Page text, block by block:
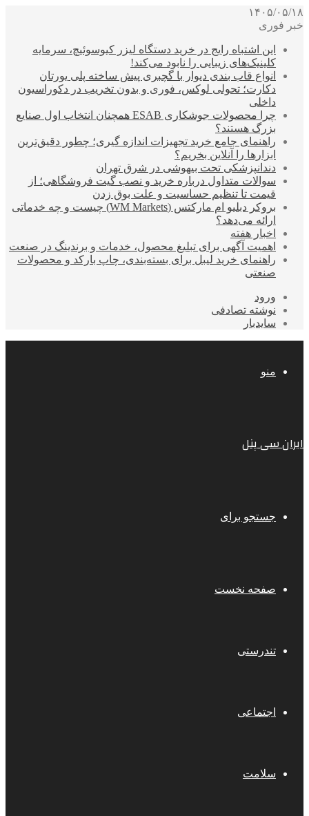
۱۴۰۵/۰۵/۱۸
خبر فوری
این اشتباه رایج در خرید دستگاه لیزر کیوسوئیچ، سرمایه
کلینیک‌های زیبایی را نابود می‌کند!
انواع قاب بندی دیوار با گچبری پیش ساخته پلی یورتان
دکارت؛ تحولی لوکس، فوری و بدون تخریب در دکوراسیون
داخلی
چرا محصولات جوشکاری ESAB همچنان انتخاب اول صنایع
بزرگ هستند؟
راهنمای جامع خرید تجهیزات اندازه گیری؛ چطور دقیق‌ترین
ابزارها را آنلاین بخریم؟
دندانپزشکی تحت بیهوشی در شرق تهران
سوالات متداول درباره خرید و نصب گیت فروشگاهی؛ از
قیمت تا تنظیم حساسیت و علت بوق زدن
بروکر دبلیو ام مارکتس (WM Markets) چیست و چه خدماتی
ارائه می‌دهد؟
اخبار هفته
اهمیت آگهی برای تبلیغ محصول، خدمات و برندینگ در صنعت
راهنمای خرید لیبل برای بسته‌بندی، چاپ بارکد و محصولات
صنعتی
ورود
نوشته تصادفی
سایدبار
منو
ایران سی پنل
جستجو برای
صفحه نخست
تندرستی
اجتماعی
سلامت